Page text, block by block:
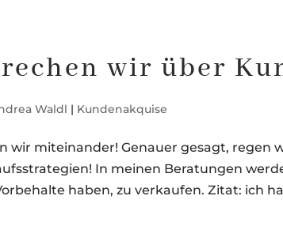
wir über
Waldl | Kundenakquise
wir miteinander! Genauer gesagt, regen
In meinen Beratungen
haben, zu verkaufen. Zitat: ich